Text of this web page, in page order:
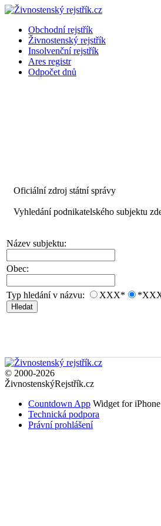
Obchodní rejstřík
Živnostenský rejstřík
Insolvenční rejstřík
Ares registr
Odpočet dnů
Oficiální zdroj státní správy
Vyhledání podnikatelského subjektu
Název subjektu:
Obec:
Typ hledání v názvu: XXX*
© 2000-2026
ŽivnostenskýRejstřík.cz
Countdown App Widget for iPhone
Technická podpora
Právní prohlášení